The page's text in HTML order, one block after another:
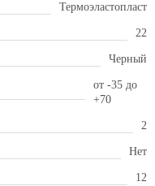
Термоэластопласт
22
Черный
от -35 до
+70
2
Нет
12